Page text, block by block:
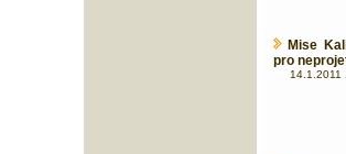
Mise
pro
14.1.2011